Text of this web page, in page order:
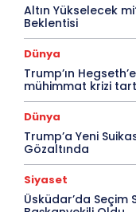
Altın Yükselecek
Beklentisi
Dünya
Trump’ın
mühimmat krizi
Dünya
Trump’a Yeni
Gözaltında
Siyaset
Üsküdar’da Seçim